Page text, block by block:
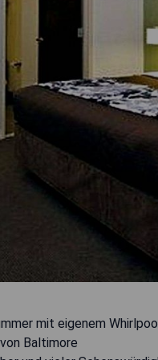
mit eigenem
Baltimore